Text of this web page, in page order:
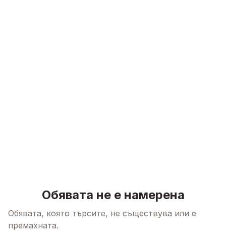
Обявата не е намерена
Обявата, която търсите, не съществува или е
премахната.